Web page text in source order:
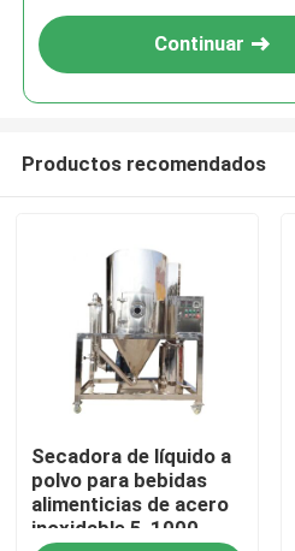
Hogar
Productos
Sobre nosotros
Continuar
Productos recomendados
Secadora de líquido a
polvo para bebidas
alimenticias de acero
inoxidable 5-1000